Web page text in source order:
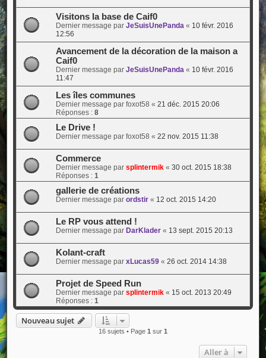
Visitons la base de Caif0
Dernier message par JeSuisUnePanda« 10 févr. 2016
12:56
Avancement de la décoration de la maison a
Caif0
Dernier message par JeSuisUnePanda« 10 févr. 2016
11:47
Les îles communes
Dernier message par foxot58 « 21 déc. 2015 20:06
Réponses : 8
Le Drive !
Dernier message par foxot58 « 22 nov. 2015 11:38
Commerce
Dernier message par splintermik« 30 oct. 2015 18:38
Réponses : 1
gallerie de créations
Dernier message par ordstir« 12 oct. 2015 14:20
Le RP vous attend !
Dernier message par DarKlader« 13 sept. 2015 20:13
Kolant-craft
Dernier message par xLucas59« 26 oct. 2014 14:38
Projet de Speed Run
Dernier message par splintermik« 15 oct. 2013 20:49
Réponses : 1
Nouveau sujet
16 sujets • Page 1 sur 1
Aller à